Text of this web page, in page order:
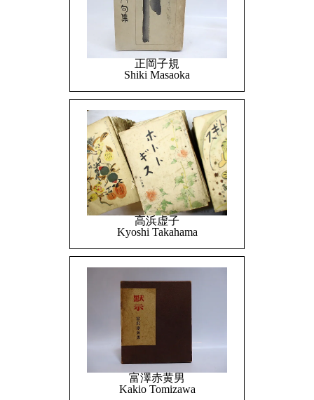
正岡子規
Shiki Masaoka
高浜虚子
Kyoshi Takahama
富澤赤黄男
Kakio Tomizawa